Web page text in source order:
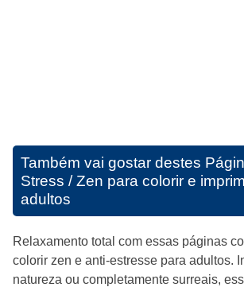
Também vai gostar destes
Stress / Zen para colorir e
adultos
Relaxamento total com essas páginas
colorir zen e anti-estresse para adultos.
natureza ou completamente surreais,